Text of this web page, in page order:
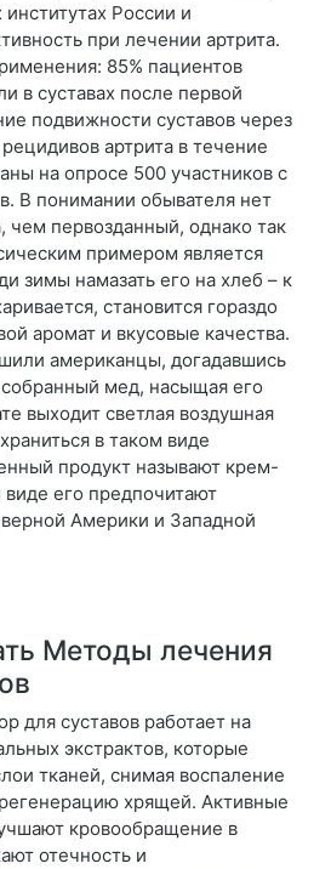
России и
при лечении артрита.
85% пациентов
в суставах после первой
подвижности суставов через
артрита в течение
на опросе 500 участников с
В понимании обывателя нет
чем первозданный, однако так
примером является
зимы намазать его на хлеб – к
становится гораздо
аромат и вкусовые качества.
американцы, догадавшись
мед, насыщая его
выходит светлая воздушная
в таком виде
продукт называют крем-
его предпочитают
Америки и Западной
Методы лечения
для суставов работает на
экстрактов, которые
тканей, снимая воспаление
хрящей. Активные
кровообращение в
отечность и